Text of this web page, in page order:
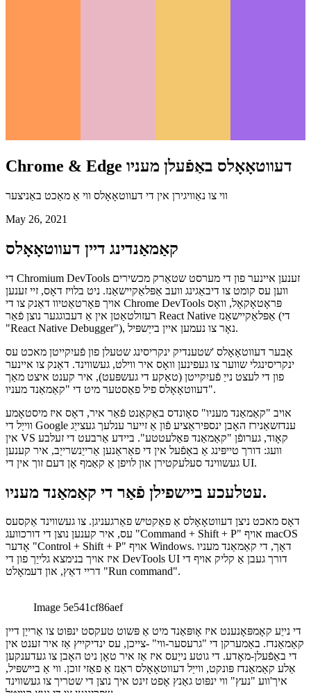
Chrome & Edge דעווטאָאָלס באַפֿעלן מעניו
ווי צו נאַוויגירן אין די דעווטאָאָלס ווי אַ מאַכט באַניצער
May 26, 2021
קאַמאַנדינג דיין דעווטאָאָלס
די Chromium DevTools זענען איינער פון די מערסט שטאַרק מכשירים
ווען עס קומט צו דיבאַגינג וועב אַפּלאַקיישאַנז. ניט בלויז דאָס, זיי זענען
אויך פּאָרטאַטיוו דאַנק צו די Chrome DevTools פּראָטאָקאָל, וואָס
רעזולטאַטן אין אַ דעבוגגער נוצן פֿאַר React Native אַפּלאַקיישאַנז (די
"React Native Debugger"), נאָר צו נעמען איין בייַשפּיל.
אָבער דעווטאָאָלס 'שטענדיק ינקריסינג שטעלן פון פֿעיִקייטן מאכט עס
ינקריסינגלי שווער צו געפינען וואָס איר ווילט, געשווינד. דאַנק צו איינער
פון די לעצט נייַ פֿעיִקייטן (טאַקע די געשפּעט), איר קענט איצט מאַך
דעווטאָאָלס פיל פאַסטער מיט די "קאַמאַנד מעניו".
אויב "קאַמאַנד מעניו" סאָונדס באַקאַנט פֿאַר איר, דאָס איז מיסטאָמע
ווייַל די Google ענדזשאַנירז האָבן ינספּיראַציע פֿון אַ זייער ענלעך געצייַג
אין VS קאָוד, גערופֿן "קאַמאַנד פּאַלעטטע". ביידע אַרבעט די זעלבע
וועג: דורך טייפּינג אַ באַפֿעל אין די פאַראַנען אַרייַנשרייַב, איר קענען
געשווינד סעלעקטירן און לויפן אַ קאַמף אָן דעם זוך אין די UI.
עטלעכע ביישפילן פֿאַר די קאַמאַנד מעניו.
דאָס מאכט ניצן דעווטאָאָלס אַ פאַקטיש פאַרגעניגן. צו געשווינד אַקסעס
עס, איר קענען נוצן די דורכוועג "Command + Shift + P" אויף macOS
אָדער "Control + Shift + P" אויף Windows. דאָך, די קאַמאַנד מעניו
דריי דאַץ, און דעמאָלט "Run command".